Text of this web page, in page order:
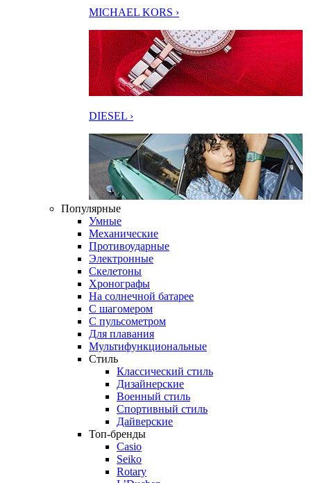
MICHAEL KORS ›
DIESEL ›
Популярные
Умные
Механические
Противоударные
Электронные
Скелетоны
Хронографы
На солнечной батарее
С шагомером
С пульсометром
Для плавания
Мультифункциональные
Стиль
Классический стиль
Дизайнерские
Военный стиль
Спортивный стиль
Дайверские
Топ-бренды
Casio
Seiko
Rotary